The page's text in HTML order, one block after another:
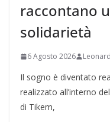
raccontano
solidarietà
6 Agosto 2026
Il sogno è diventato
realizzato all’interno
di Tikem,